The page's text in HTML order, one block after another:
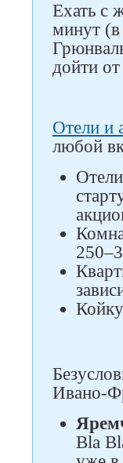
Ехать с
минут
дойти
Отели и
любой
Ивано-
Bla